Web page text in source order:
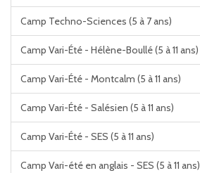
Camp Techno-Sciences (5 à 7 ans)
Camp Vari-Été - Hélène-Boullé (5 à 11 ans)
Camp Vari-Été - Montcalm (5 à 11 ans)
Camp Vari-Été - Salésien (5 à 11 ans)
Camp Vari-Été - SES (5 à 11 ans)
Camp Vari-été en anglais - SES (5 à 11 ans)